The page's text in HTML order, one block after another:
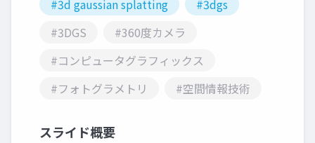
#3d gaussian splatting
#3dgs
#3DGS
#360度カメラ
#コンピュータグラフィックス
#フォトグラメトリ
#空間情報技術
スライド概要